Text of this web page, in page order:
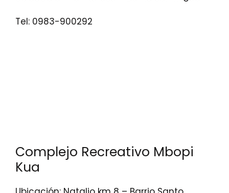
Tel: 0983-900292
Complejo Recreativo Mbopi
Kua